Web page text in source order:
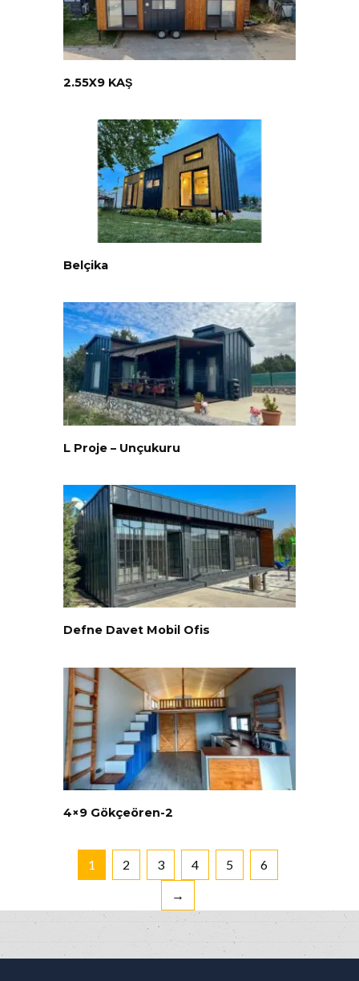
2.55X9 KAŞ
Belçika
L Proje – Unçukuru
Defne Davet Mobil Ofis
4×9 Gökçeören-2
1 2 3 4 5
6
→